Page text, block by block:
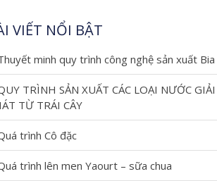
VIẾT NỔI BẬT
minh quy trình công nghệ sản xuất Bia
TRÌNH SẢN XUẤT CÁC LOẠI NƯỚC GIẢI
TỪ TRÁI CÂY
trình Cô đặc
trình lên men Yaourt – sữa chua